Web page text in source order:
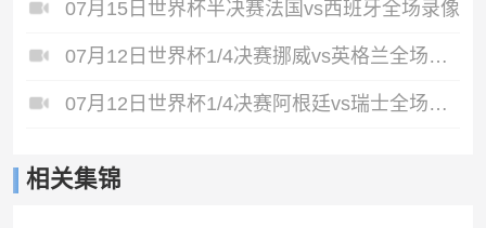
07月15日世界杯半决赛法国vs西班牙全场录像
07月12日世界杯1/4决赛挪威vs英格兰全场录像
07月12日世界杯1/4决赛阿根廷vs瑞士全场录像
相关集锦